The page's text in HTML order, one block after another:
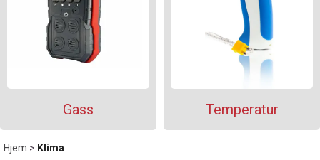
Gass Temperatur
Hjem> Klima